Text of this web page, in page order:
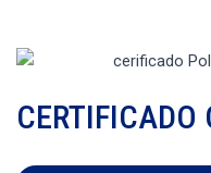
CERTIFICADO